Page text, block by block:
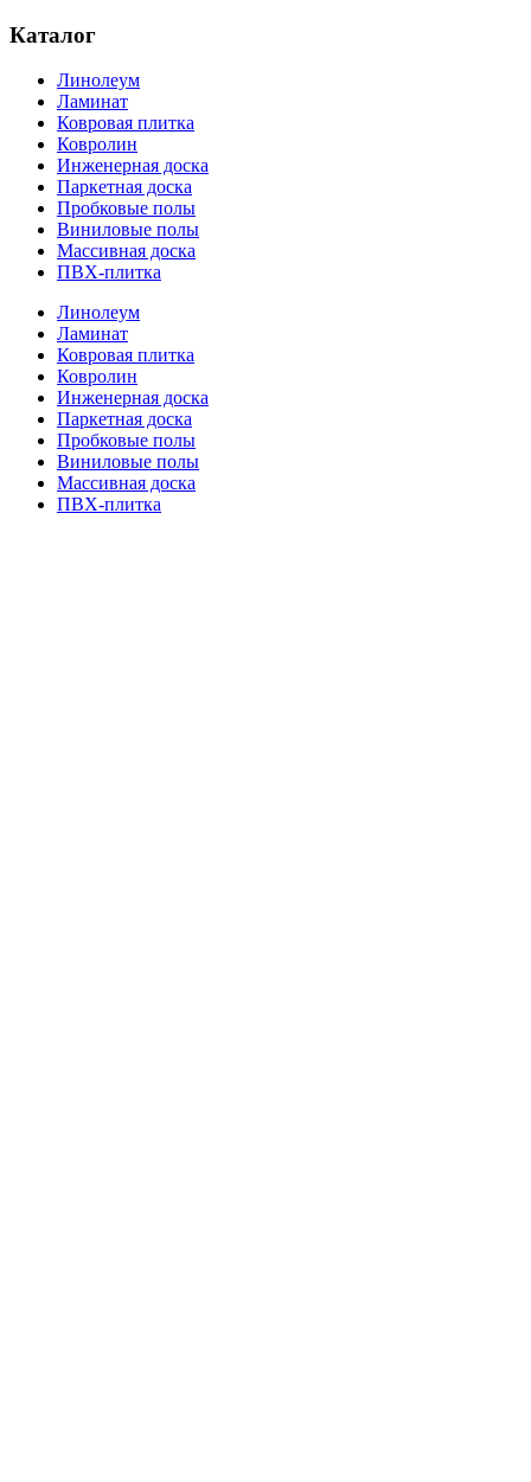
Каталог
Линолеум
Ламинат
Ковровая плитка
Ковролин
Инженерная доска
Паркетная доска
Пробковые полы
Виниловые полы
Массивная доска
ПВХ-плитка
Линолеум
Ламинат
Ковровая плитка
Ковролин
Инженерная доска
Паркетная доска
Пробковые полы
Виниловые полы
Массивная доска
ПВХ-плитка